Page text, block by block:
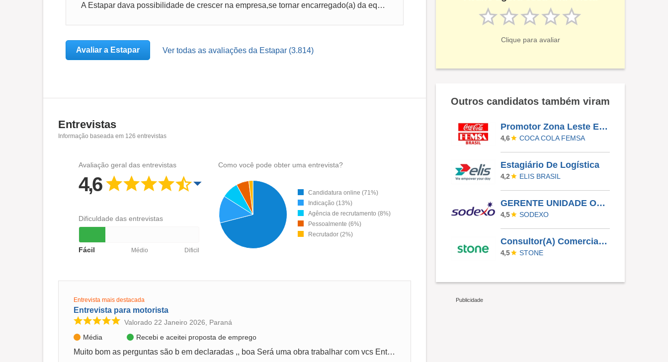
A Estapar dava possibilidade de crescer na empresa,se tornar encarregado(a) da equipe,mais colegas de trabalho,eram ótimos para trabalhar,um...
Avaliar a Estapar Ver todas as avaliações da Estapar (3.814)
Entrevistas
Informação baseada em 126 entrevistas
Avaliação geral das entrevistas
4,6
Dificuldade das entrevistas
Fácil Médio Dificil
Como você pode obter uma entrevista?
Candidatura online (71%)
Indicação (13%)
Agência de recrutamento (8%)
Pessoalmente (6%)
Recrutador (2%)
Entrevista mais destacada
Entrevista para motorista
Valorado 22 Janeiro 2026, Paraná
Média
Recebi e aceitei proposta de emprego
Muito bom as perguntas são b em declaradas ,, boa Será uma obra trabalhar com vcs Entrevista online
Clique para avaliar
Outros candidatos também viram
Promotor Zona Leste E Zona Sul
4,6 COCA COLA FEMSA
Estagiário De Logística
4,2 ELIS BRASIL
GERENTE UNIDADE OPERACIONAL I
4,5 SODEXO
Consultor(A) Comercial Externo
4,5 STONE